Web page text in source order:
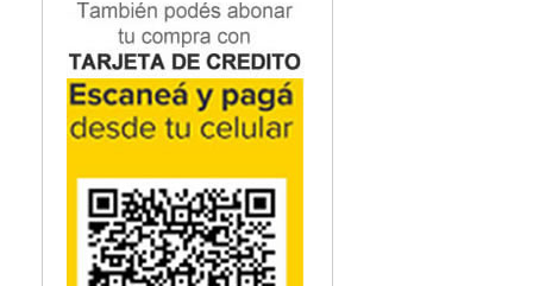
Oftalmología
Oncología / Cuidados Paliativos
Ortopedía / Traumatología
Osteopatía
Otorrinolaringología
Podología
Psicología
Psiquiatría
Química